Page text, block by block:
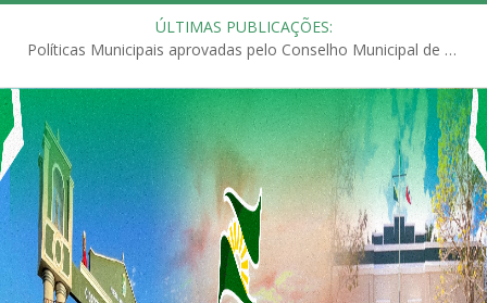
ÚLTIMAS PUBLICAÇÕES:
Políticas Municipais aprovadas pelo Conselho Municipal de Educação (CME)